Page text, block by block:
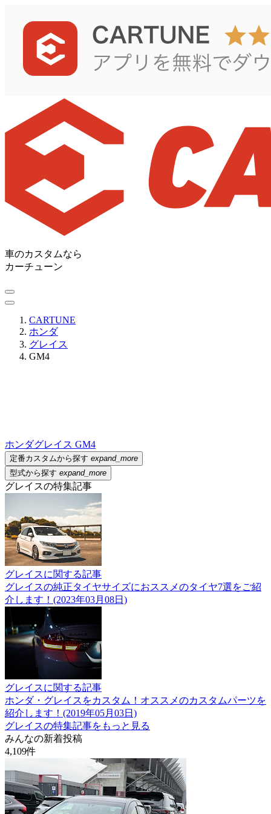
車のカスタムなら
カーチューン
CARTUNE
ホンダ
グレイス
GM4
ホンダグレイス GM4
定番カスタムから探す expand_more
型式から探す expand_more
グレイスの特集記事
グレイスに関する記事
グレイスの純正タイヤサイズにおススメのタイヤ7選をご紹
介します！(2023年03月08日)
グレイスに関する記事
ホンダ・グレイスをカスタム！オススメのカスタムパーツを
紹介します！(2019年05月03日)
グレイスの特集記事をもっと見る
みんなの新着投稿
4,109件